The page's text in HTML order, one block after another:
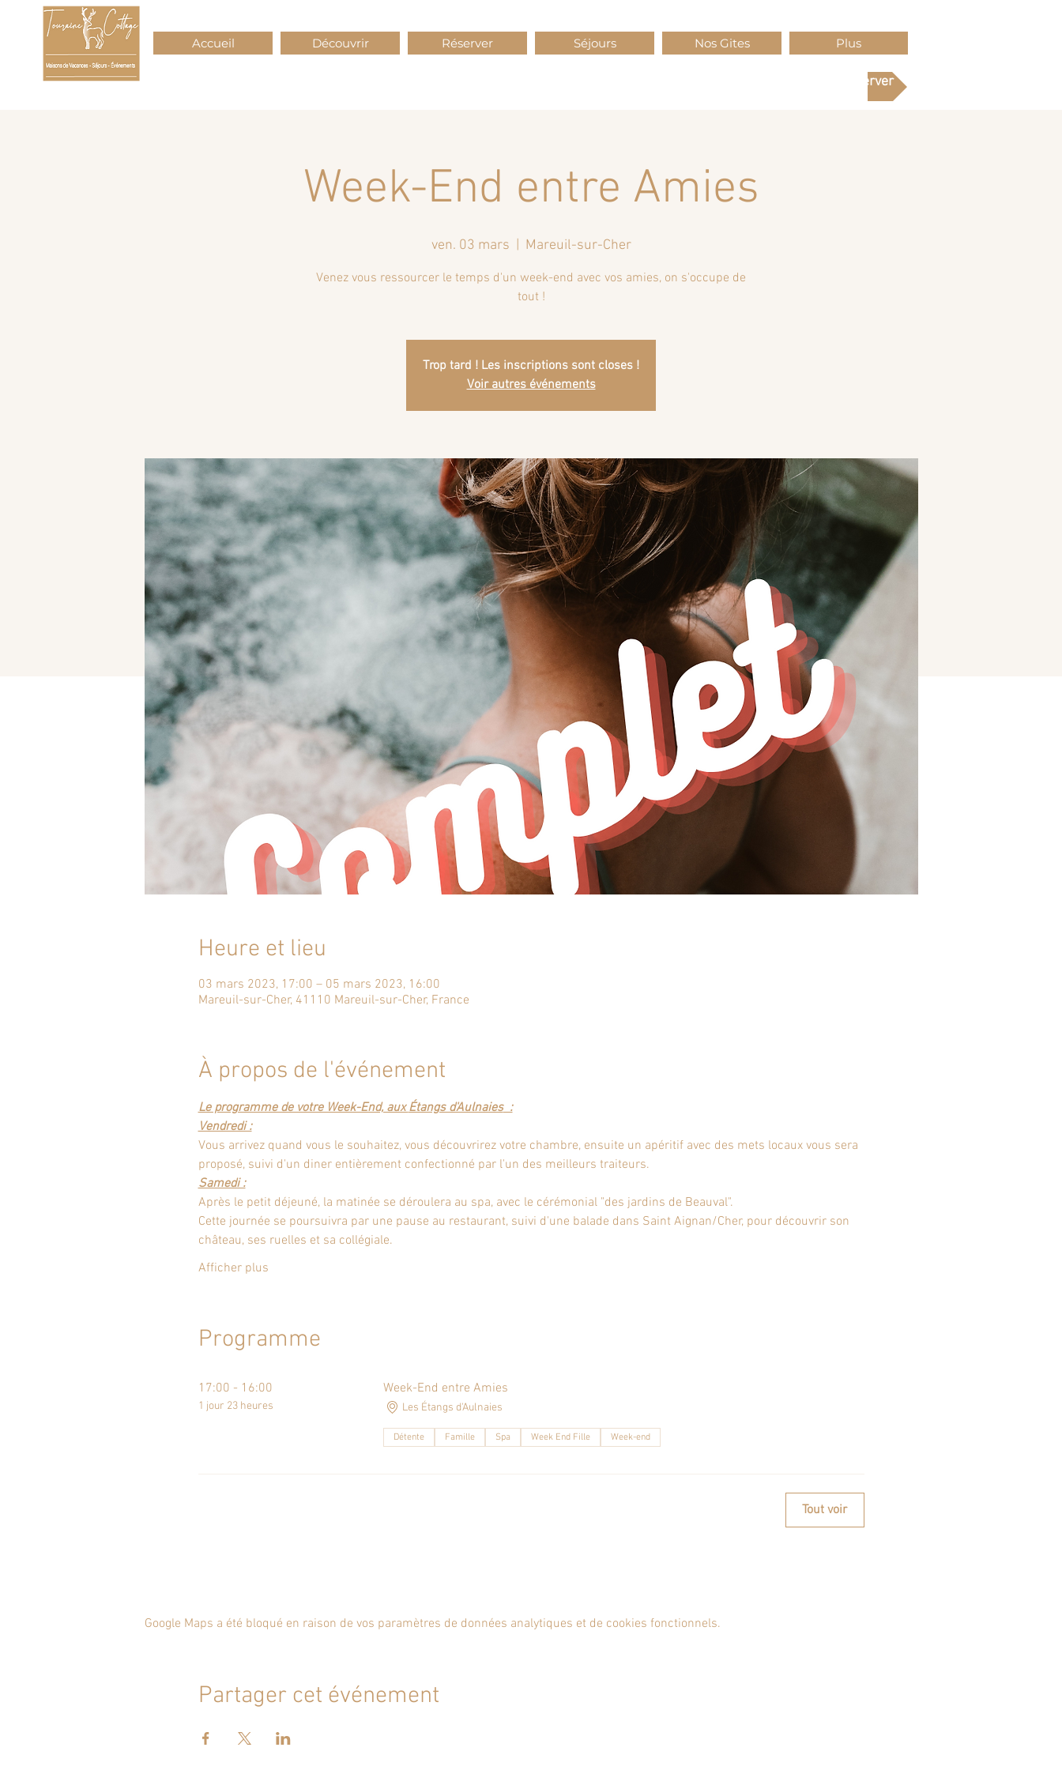
Accueil Découvrir Réserver Séjours Nos Gites Plus
Réserver
Week-End entre Amies
ven. 03 mars Mareuil-sur-Cher
Venez vous ressourcer le temps d'un week-end avec vos amies, on s'occupe de
tout !
Trop tard ! Les inscriptions sont closes !
Voir autres événements
Heure et lieu
03 mars 2023, 17:00 – 05 mars 2023, 16:00
Mareuil-sur-Cher, 41110 Mareuil-sur-Cher, France
À propos de l'événement
Le programme de votre Week-End, aux Étangs d'Aulnaies :
Vendredi :
Vous arrivez quand vous le souhaitez, vous découvrirez votre chambre, ensuite un apéritif avec des mets locaux vous sera
proposé, suivi d'un diner entièrement confectionné par l'un des meilleurs traiteurs.
Samedi :
Après le petit déjeuné, la matinée se déroulera au spa, avec le cérémonial "des jardins de Beauval".
Cette journée se poursuivra par une pause au restaurant, suivi d'une balade dans Saint Aignan/Cher, pour découvrir son
château, ses ruelles et sa collégiale.
Afficher plus
Programme
17:00 - 16:00
1 jour 23 heures
Week-End entre Amies
Les Étangs d'Aulnaies
Détente Famille Spa Week End Fille Week-end
Tout voir
Google Maps a été bloqué en raison de vos paramètres de données analytiques et de cookies fonctionnels.
Partager cet événement